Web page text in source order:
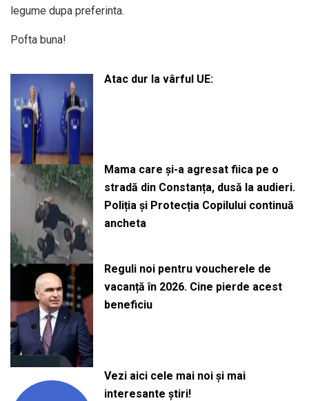
legume dupa preferinta.
Pofta buna!
Atac dur la vârful UE:
Mama care și-a agresat fiica pe o
stradă din Constanța, dusă la audieri.
Poliția și Protecția Copilului continuă
ancheta
Reguli noi pentru voucherele de
vacanță în 2026. Cine pierde acest
beneficiu
Vezi aici cele mai noi și mai
interesante știri!